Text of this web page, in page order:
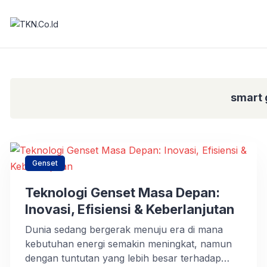
smart
Genset
Teknologi Genset Masa Depan:
Inovasi, Efisiensi & Keberlanjutan
Dunia sedang bergerak menuju era di mana
kebutuhan energi semakin meningkat, namun
dengan tuntutan yang lebih besar terhadap